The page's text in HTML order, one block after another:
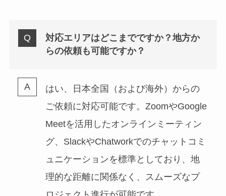
対応エリアはどこまでですか？地方か
らの依頼も可能ですか？
はい、日本全国（および海外）からの
ご依頼に対応可能です。ZoomやGoogle
Meetを活用したオンラインミーティン
グ、SlackやChatworkでのチャットコミ
ュニケーションを標準としており、地
理的な距離に関係なく、スムーズなプ